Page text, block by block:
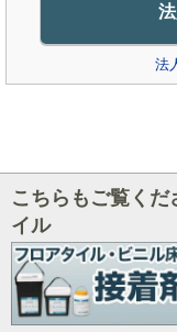
法
こちらもご覧く
イル